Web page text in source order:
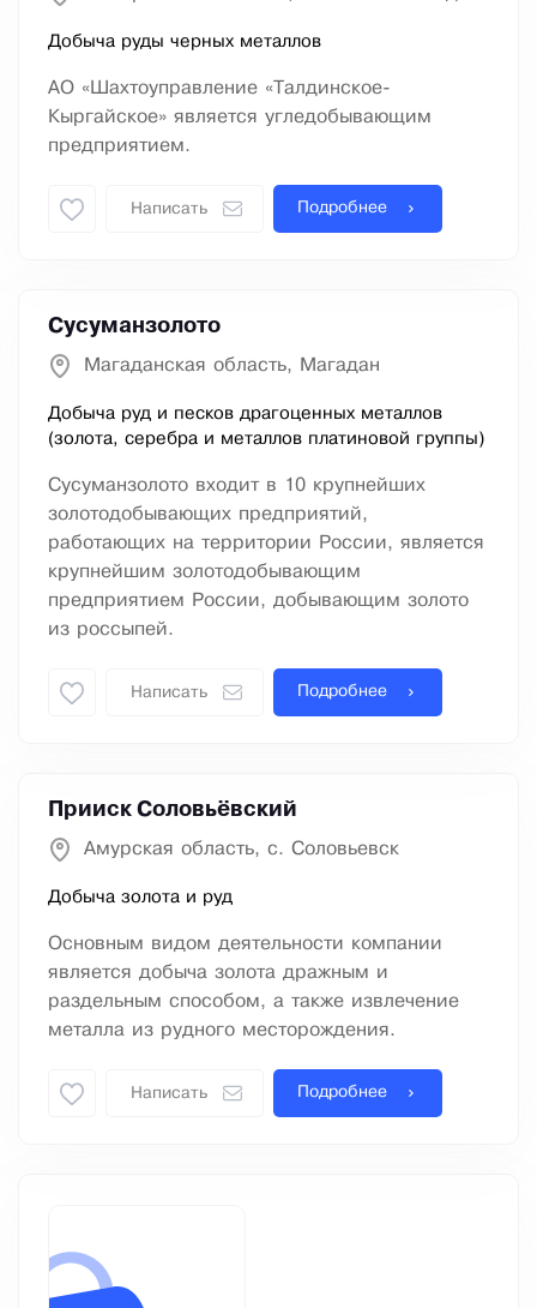
Добыча руды черных металлов
АО «Шахтоуправление «Талдинское-
Кыргайское» является угледобывающим
предприятием.
Написать Подробнее
Сусуманзолото
Магаданская область, Магадан
Добыча руд и песков драгоценных металлов
(золота, серебра и металлов платиновой группы)
Сусуманзолото входит в 10 крупнейших
золотодобывающих предприятий,
работающих на территории России, является
крупнейшим золотодобывающим
предприятием России, добывающим золото
из россыпей.
Написать Подробнее
Прииск Соловьёвский
Амурская область, с. Соловьевск
Добыча золота и руд
Основным видом деятельности компании
является добыча золота дражным и
раздельным способом, а также извлечение
металла из рудного месторождения.
Написать Подробнее